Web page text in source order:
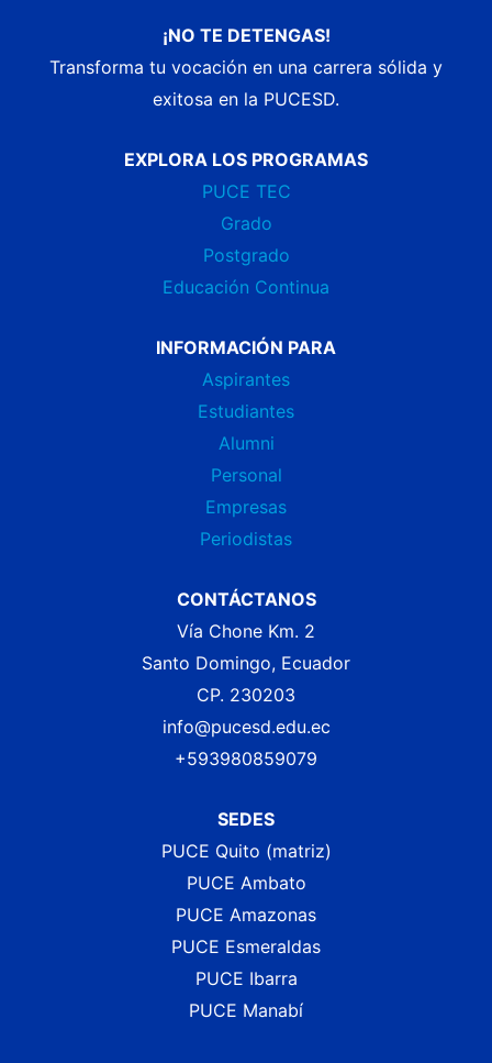
¡NO TE DETENGAS!
Transforma tu vocación en una carrera sólida y
exitosa en la PUCESD.
EXPLORA LOS PROGRAMAS
PUCE TEC
Grado
Postgrado
Educación Continua
INFORMACIÓN PARA
Aspirantes
Estudiantes
Alumni
Personal
Empresas
Periodistas
CONTÁCTANOS
Vía Chone Km. 2
Santo Domingo, Ecuador
CP. 230203
info@pucesd.edu.ec
+593980859079
SEDES
PUCE Quito (matriz)
PUCE Ambato
PUCE Amazonas
PUCE Esmeraldas
PUCE Ibarra
PUCE Manabí